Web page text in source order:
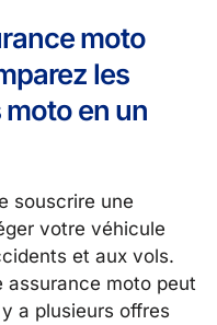
moto
les
en un
souscrire une
votre véhicule
et aux vols.
assurance moto peut
a plusieurs offres